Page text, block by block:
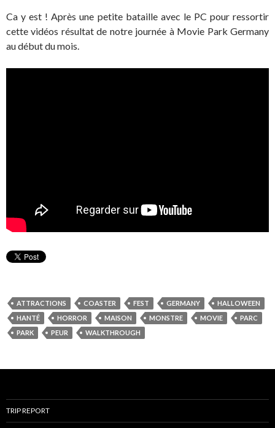
Ca y est ! Après une petite bataille avec le PC pour ressortir
cette vidéos résultat de notre journée à Movie Park Germany
au début du mois.
ATTRACTIONS COASTER FEST GERMANY
HALLOWEEN
HANTÉ
HORROR MAISON MONSTRE MOVIE
PARC
PARK
PEUR WALKTHROUGH
TRIP REPORT